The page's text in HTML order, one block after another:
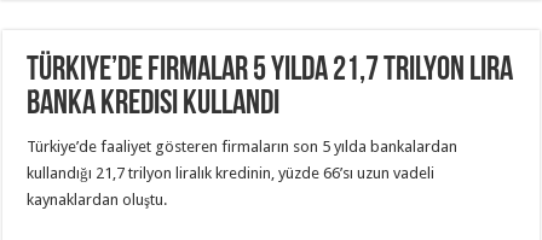
Türkiye’de firmalar 5 yılda 21,7 trilyon lira
banka kredisi kullandı
Türkiye’de faaliyet gösteren firmaların son 5 yılda bankalardan
kullandığı 21,7 trilyon liralık kredinin, yüzde 66’sı uzun vadeli
kaynaklardan oluştu.